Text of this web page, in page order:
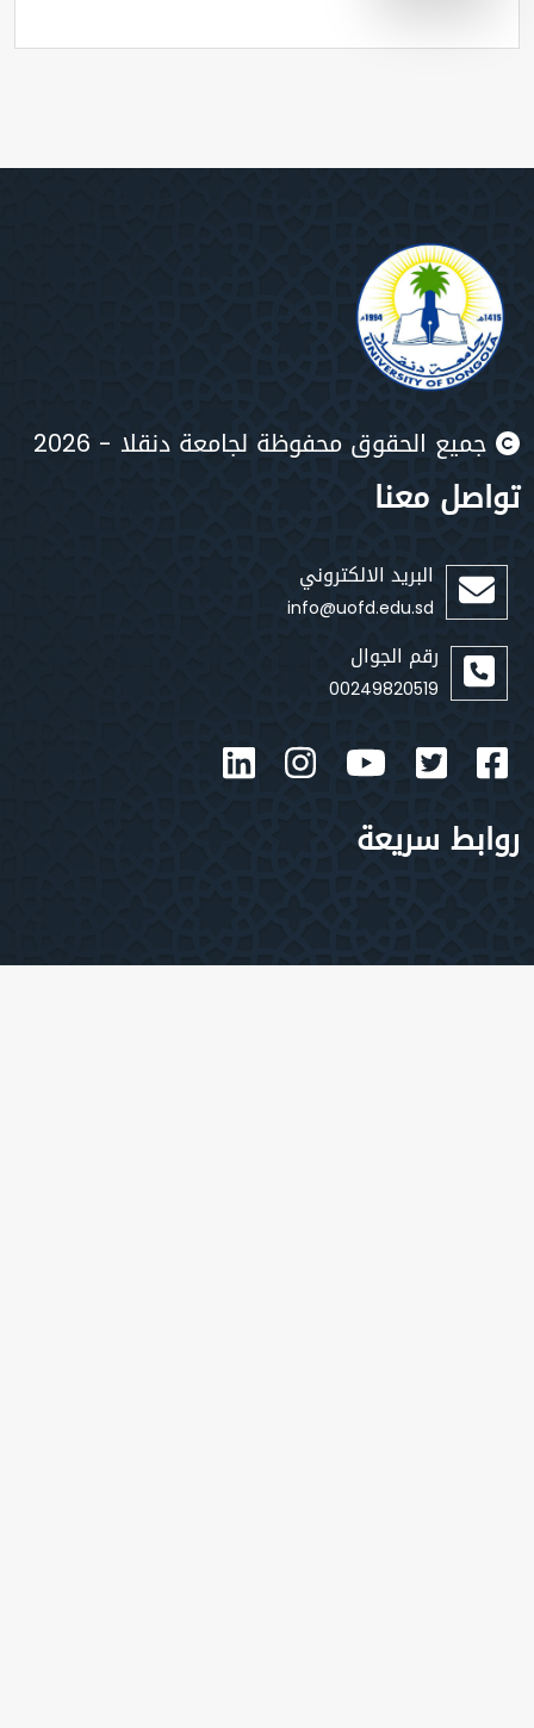
الحقوق محفوظة لجامعة دنقلا - 2026
معنا
البريد الالكتروني
info@uofd.edu.sd
رقم الجوال
00249820519
سريعة